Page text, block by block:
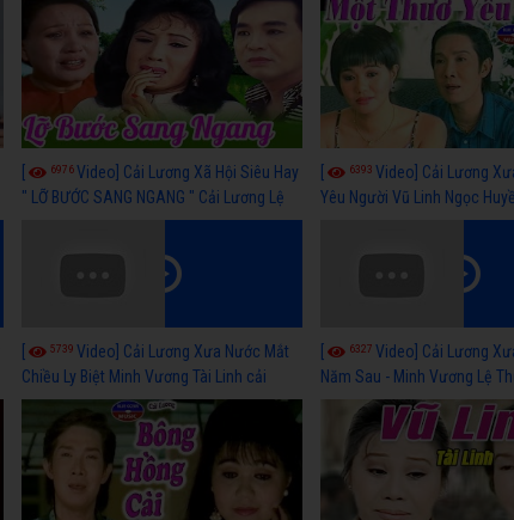
6976Video] Cải Lương Xã Hội Siêu Hay
" LỠ BƯỚC SANG NGANG " Cải Lương Lệ
Thuỷ, Thanh Tuấn, Hồng Nga
6393 Video] Cải Lương
Yêu Người Vũ Linh Ngọc
5739 Video] Cải Lương Xưa Nước Mắt
Chiều Ly Biệt Minh Vương Tài Linh cải
lương xã hội hay nhất
6327 Video] Cải Lương
Năm Sau - Minh Vương Lệ
xã hội hay nhất